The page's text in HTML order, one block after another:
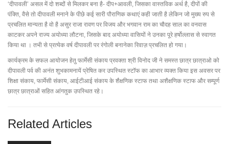
‘दीपावली’ असल में दो शब्दों से मिलकर बना है- दीप+आवली, जिसका वास्तविक अर्थ है, दीपों की
पंक्ति, वैसे तो दीपावली मनाने के पीछे कई सारी पौराणिक कथाएं कही जाती है लेकिन जो मुख्य रुप से
प्रचलित मान्यता है वो है असुर राजा रावण पर विजय और भगवान राम का चौदह साल का वनवास
काटकर अपने राज्य अयोध्या लौटना, जिसके बाद अयोध्या वासियों ने उनका पूरे हर्षोल्लास से स्वागत
किया था । तभी से प्रत्येक वर्ष दीपावली पर रंगोली बनानेका रिवाज़ प्रचलित हो गया।
कार्यक्रम के सफल आयोजन हेतु फार्मेसी संकाय प्रवक्ता श्री विनोद जी ने समस्त छात्र छात्राओ को
दीपावली पर्व की अनंत शुभकामनायें प्रेषित कर उपस्थित स्टॉफ का आभार व्यक्त किया इस अवसर पर
शिक्षा संकाय, फार्मेसी संकाय, आईटीआई संकाय के शैक्षणिक स्टाफ तथा अशैक्षणिक स्टाफ और सम्पूर्ण
छात्र छात्राओं सहित आंगतुक उपस्थित रहे।
Related Articles